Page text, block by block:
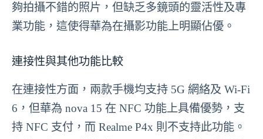
夠拍攝不錯的照片，但缺乏多鏡頭的靈活性及專
業功能，這使得華為在攝影功能上明顯佔優。
連接性與其他功能比較
在連接性方面，兩款手機均支持 5G 網絡及 Wi-Fi
6，但華為 nova 15 在 NFC 功能上具備優勢，支
持 NFC 支付，而 Realme P4x 則不支持此功能。